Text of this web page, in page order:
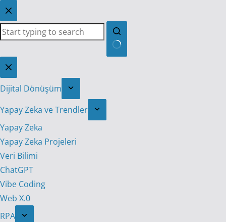
Skip
to
content
No
results
Dijital Dönüşüm
Yapay Zeka ve Trendler
Yapay Zeka
Yapay Zeka Projeleri
Veri Bilimi
ChatGPT
Vibe Coding
Web X.0
RPA